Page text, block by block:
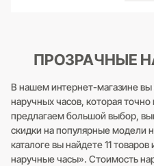
ПРОЗРАЧНЫЕ
В нашем интернет-магазине
наручных часов, которая
предлагаем большой выбор,
скидки на популярные модели
каталоге вы найдете 11
наручные часы». Стоимость